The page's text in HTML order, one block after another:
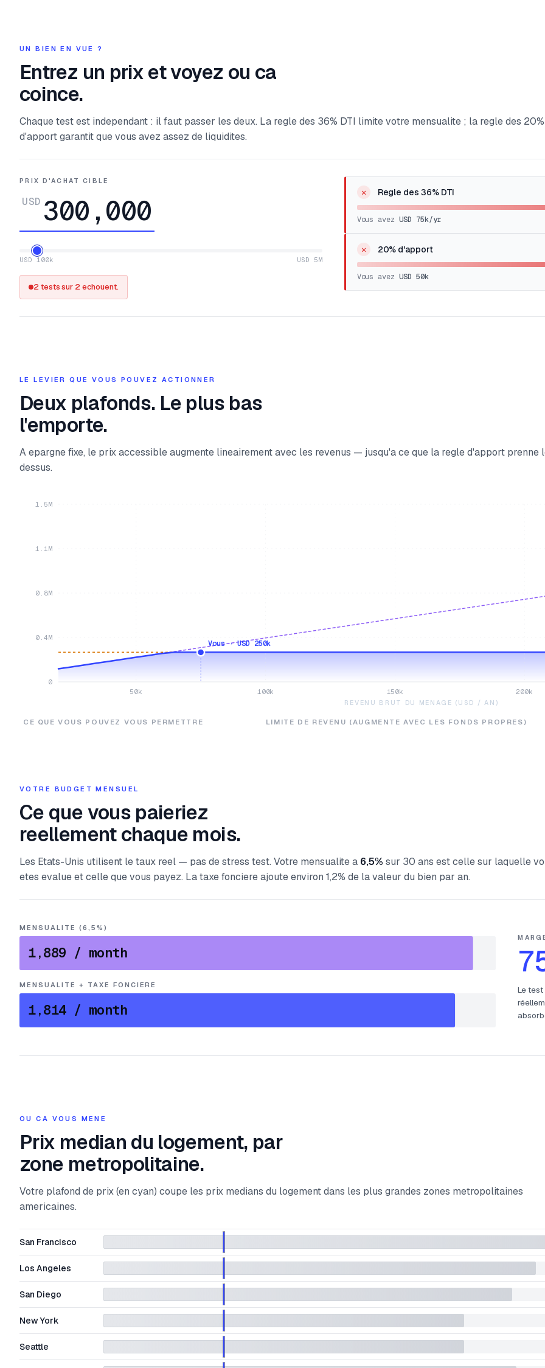
UN BIEN EN VUE ?
Entrez un prix et voyez ou ca
coince.
Chaque test est independant : il faut passer les deux. La regle des 36% DTI limite votre mensualite ; la regle des 20%
d'apport garantit que vous avez assez de liquidites.
PRIX D'ACHAT CIBLE
USD
USD 100k USD 5M
2 tests sur 2 echouent.
✕ Regle des 36% DTI
Vous avez USD 75k/yr
✕ 20% d'apport
Vous avez USD 50k
LE LEVIER QUE VOUS POUVEZ ACTIONNER
Deux plafonds. Le plus bas
l'emporte.
A epargne fixe, le prix accessible augmente lineairement avec les revenus — jusqu'a ce que la regle d'apport prenne
dessus.
0
0.4M
0.8M
1.1M
1.5M
50k 100k 150k
200k
REVENU BRUT DU MENAGE (USD / AN)
Vous · USD 250k
CE QUE VOUS POUVEZ VOUS PERMETTRE LIMITE DE REVENU (AUGMENTE AVEC LES FONDS PROPRES)
VOTRE BUDGET MENSUEL
Ce que vous paieriez
reellement chaque mois.
Les Etats-Unis utilisent le taux reel — pas de stress test. Votre mensualite a 6,5% sur 30 ans est celle sur laquelle
etes evalue et celle que vous payez. La taxe fonciere ajoute environ 1,2% de la valeur du bien par an.
MENSUALITE (6,5%)
1,889 / month
MENSUALITE + TAXE FONCIERE
1,814/ month
Le
OU CA VOUS MENE
Prix median du logement, par
zone metropolitaine.
Votre plafond de prix (en cyan) coupe les prix medians du logement dans les plus grandes zones metropolitaines
americaines.
San Francisco
Los Angeles
San Diego
New York
Seattle